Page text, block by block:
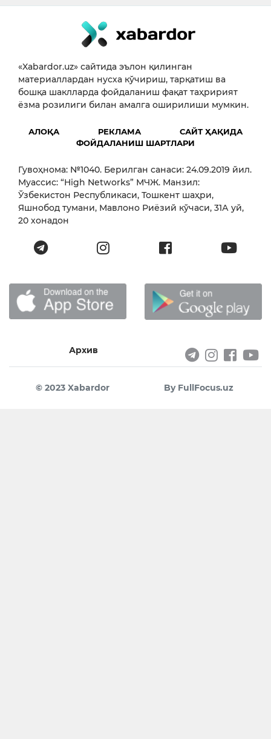
«Xabardor.uz» сайтида эълон қилинган
материаллардан нусха кўчириш, тарқатиш ва
бошқа шаклларда фойдаланиш фақат таҳририят
ёзма розилиги билан амалга оширилиши мумкин.
АЛОҚА РЕКЛАМА
САЙТ ҲАҚИДА
ФОЙДАЛАНИШ ШАРТЛАРИ
Гувоҳнома: №1040. Берилган санаси: 24.09.2019 йил.
Муассис: “High Networks” МЧЖ. Манзил:
Ўзбекистон Республикаси, Тошкент шаҳри,
Яшнобод тумани, Мавлоно Риёзий кўчаси, 31А уй,
20 хонадон
Архив
© 2023 Xabardor By FullFocus.uz